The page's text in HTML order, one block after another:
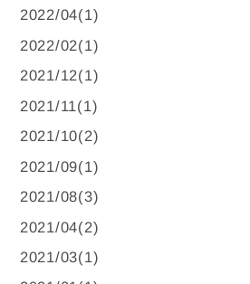
2022/04(1)
2022/02(1)
2021/12(1)
2021/11(1)
2021/10(2)
2021/09(1)
2021/08(3)
2021/04(2)
2021/03(1)